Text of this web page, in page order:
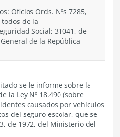
Oficios Ords. Nºs 7285,
todos de la
Social; 31041, de
de la República
se le informe sobre la
la Ley Nº 18.490 (sobre
causados por vehículos
del seguro escolar, que se
de 1972, del Ministerio del